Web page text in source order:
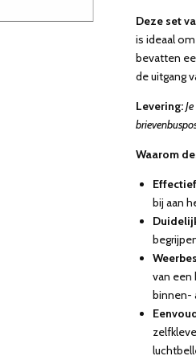
Deze set
is ideaal
bevatten
de uitgang
Levering:
Waarom
bij aan
van een
binnen-